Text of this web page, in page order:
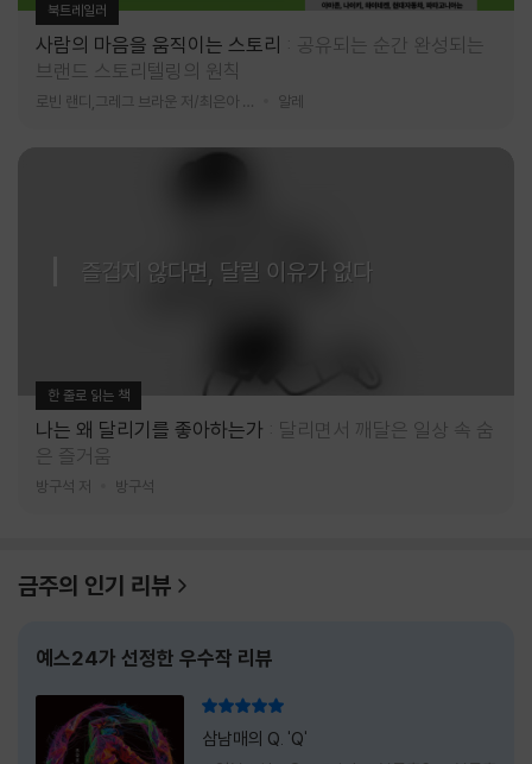
북트레일러
사람의 마음을 움직이는 스토리
공유되는 순간 완성되는
브랜드 스토리텔링의 원칙
알레
즐겁지 않다면, 달릴 이유가 없다
한 줄로 읽는 책
나는 왜 달리기를 좋아하는가
달리면서 깨달은 일상 속 숨
은 즐거움
방구석 저 방구석
금주의 인기 리뷰
예스24가 선정한 우수작 리뷰
삼남매의 Q. 'Q'